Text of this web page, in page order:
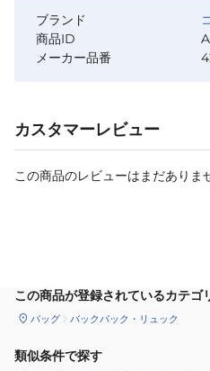
ブランド
商品ID
メーカー品番
カスタマーレビュー
この商品のレビューはまだありま
この商品が登録されているカテゴ
バッグ バックパック・リュック
類似条件で探す